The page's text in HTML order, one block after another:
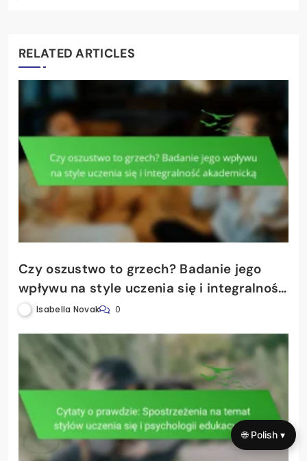
RELATED ARTICLES
Czy oszustwo to grzech? Badanie jego
wpływu na style uczenia się i integralność
akademicką
Isabella Novak 0
🌐 Polish ▾